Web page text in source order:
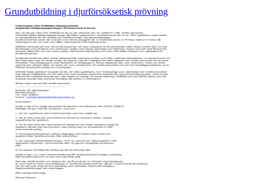
Grundutbildning i djurförsöksetisk prövning